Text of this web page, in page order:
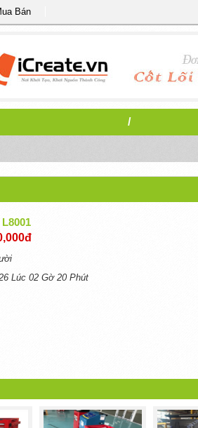
Bán
/
Lúc 02 Gờ 20 Phút